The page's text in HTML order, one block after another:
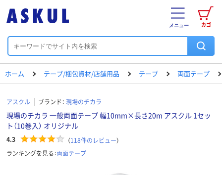
カゴ
メニュー
ホーム テープ/梱包資材/店舗用品 テープ 両面テープ
アスクル ブランド： 現場のチカラ
現場のチカラ 一般両面テープ 幅10mm×長さ20m アスクル 1セッ
ト（10巻入） オリジナル
4.3 （118件のレビュー）
ランキングを見る：両面テープ